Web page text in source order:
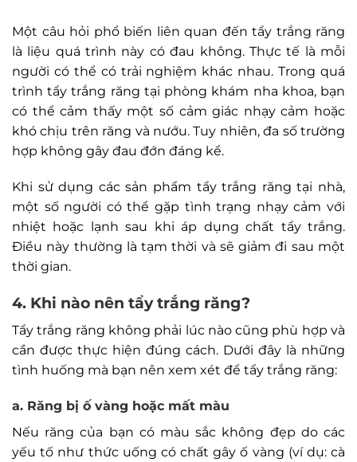
Một câu hỏi phổ biến liên quan đến tẩy trắng răng
là liệu quá trình này có đau không. Thực tế là mỗi
người có thể có trải nghiệm khác nhau. Trong quá
trình tẩy trắng răng tại phòng khám nha khoa, bạn
có thể cảm thấy một số cảm giác nhạy cảm hoặc
khó chịu trên răng và nướu. Tuy nhiên, đa số trường
hợp không gây đau đớn đáng kể.
Khi sử dụng các sản phẩm tẩy trắng răng tại nhà,
một số người có thể gặp tình trạng nhạy cảm với
nhiệt hoặc lạnh sau khi áp dụng chất tẩy trắng.
Điều này thường là tạm thời và sẽ giảm đi sau một
thời gian.
4. Khi nào nên tẩy trắng răng?
Tẩy trắng răng không phải lúc nào cũng phù hợp và
cần được thực hiện đúng cách. Dưới đây là những
tình huống mà bạn nên xem xét để tẩy trắng răng:
a. Răng bị ố vàng hoặc mất màu
Nếu răng của bạn có màu sắc không đẹp do các
yếu tố như thức uống có chất gây ố vàng (ví dụ: cà